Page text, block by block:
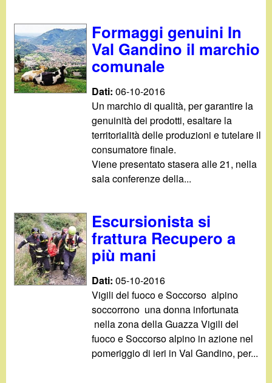
Formaggi genuini In
Val Gandino il marchio
comunale
Dati:06-10-2016
Un marchio di qualità, per garantire la
genuinità dei prodotti, esaltare la
territorialità delle produzioni e tutelare il
consumatore finale.
Viene presentato stasera alle 21, nella
sala conferenze della...
Escursionista si
frattura Recupero a
più mani
Dati:05-10-2016
Vigili del fuoco e Soccorso alpino
soccorrono una donna infortunata
nella zona della Guazza Vigili del
fuoco e Soccorso alpino in azione nel
pomeriggio di ieri in Val Gandino, per...